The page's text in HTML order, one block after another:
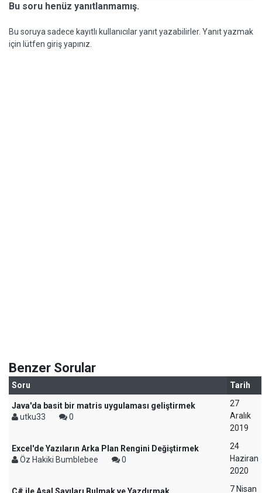
Bu soru henüz yanıtlanmamış.
Bu soruya sadece kayıtlı kullanıcılar yanıt yazabilirler. Yanıt yazmak
için lütfen giriş yapınız.
Benzer Sorular
Soru Tarih
Java'da basit bir matris uygulaması geliştirmek
utku33
0
27
Aralık
2019
Excel'de Yazıların Arka Plan Rengini Değiştirmek
Öz Hakiki Bumblebee
0
24
Haziran
2020
7 Nisan